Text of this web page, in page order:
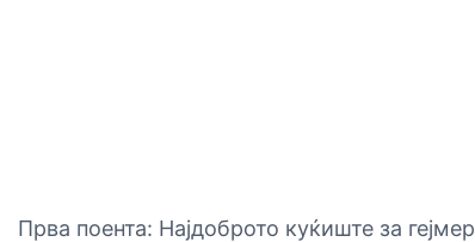
Прва поента: Најдоброто куќиште за